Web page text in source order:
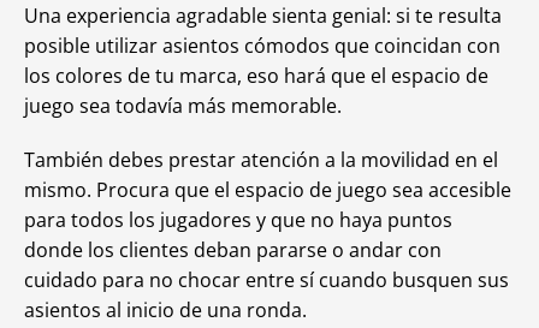
Una experiencia agradable sienta genial: si te resulta
posible utilizar asientos cómodos que coincidan con
los colores de tu marca, eso hará que el espacio de
juego sea todavía más memorable.
También debes prestar atención a la movilidad en el
mismo. Procura que el espacio de juego sea accesible
para todos los jugadores y que no haya puntos
donde los clientes deban pararse o andar con
cuidado para no chocar entre sí cuando busquen sus
asientos al inicio de una ronda.